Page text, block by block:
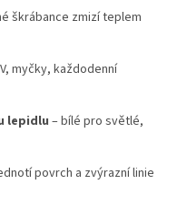
škrábance zmizí teplem
myčky, každodenní
lepidlu – bílé pro světlé,
povrch a zvýrazní linie